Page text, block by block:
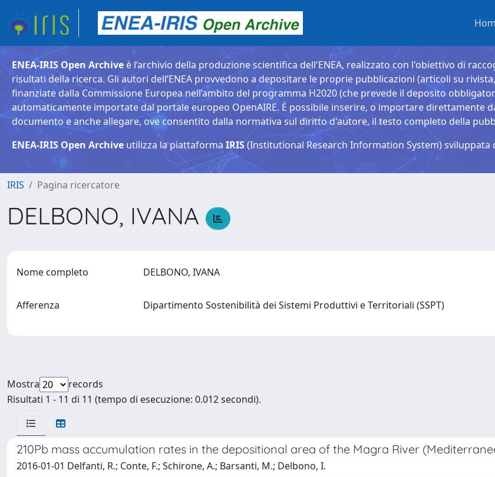
ENEA-IRIS Open Archive è l’archivio della produzione scientifica dell'ENEA, realizzato con l'obiettivo di
risultati della ricerca. Gli autori dell’ENEA provvedono a depositare le proprie pubblicazioni (articoli su
finanziate dalla Commissione Europea nell’ambito del programma H2020 (che prevede il deposito
automaticamente importate dal portale europeo OpenAIRE. È possibile inserire, o importare direttamente
documento e anche allegare, ove consentito dalla normativa sul diritto d'autore, il testo completo della
ENEA-IRIS Open Archive utilizza la piattaforma IRIS(Institutional Research Information System) sviluppata
IRIS Pagina ricercatore
DELBONO, IVANA
Nome completo DELBONO, IVANA
Afferenza Dipartimento Sostenibilità dei Sistemi Produttivi e Territoriali (SSPT)
Mostra
records
Risultati 1 - 11 di 11 (tempo di esecuzione: 0.012 secondi).
210Pb mass accumulation rates in the depositional area of the Magra River
2016-01-01 Delfanti, R.; Conte, F.; Schirone, A.; Barsanti, M.; Delbono, I.